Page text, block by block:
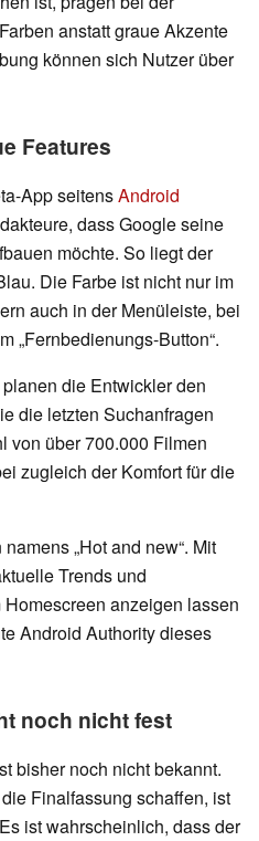
anstatt graue Akzente
können sich Nutzer über
Features
App seitensAndroid
dass Google seine
möchte. So liegt der
Die Farbe ist nicht nur im
auch in der Menüleiste, bei
„Fernbedienungs-Button“.
die Entwickler den
die letzten Suchanfragen
von über 700.000 Filmen
zugleich der Komfort für die
„Hot and new“. Mit
Trends und
anzeigen lassen
Android Authority dieses
noch nicht fest
bisher noch nicht bekannt.
Finalfassung schaffen, ist
ist wahrscheinlich, dass der